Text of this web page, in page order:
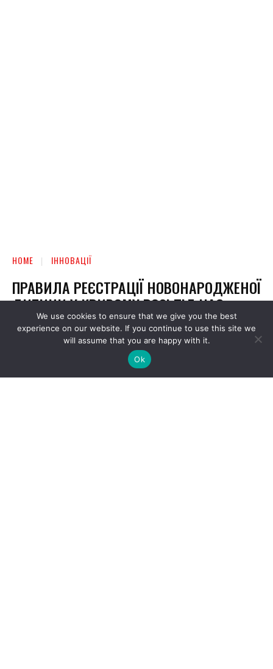
We use cookies to ensure that we give you the best
experience on our website. If you continue to use this site we
will assume that you are happy with it.
Ok